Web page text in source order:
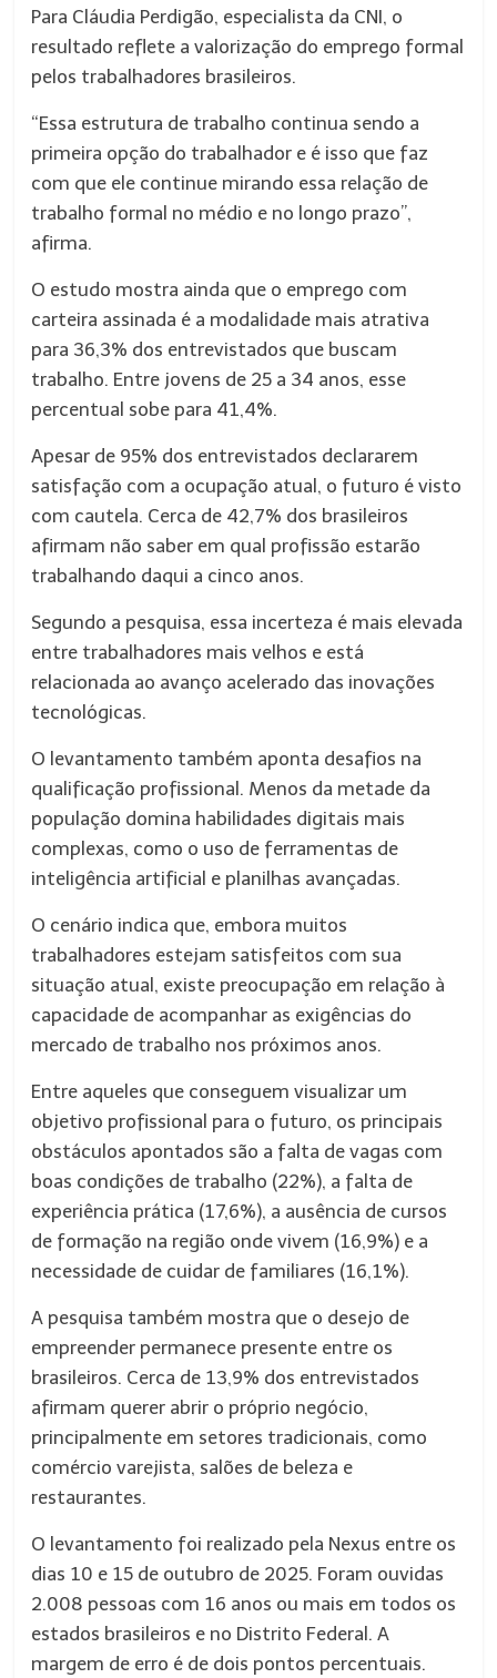
Para Cláudia Perdigão, especialista da CNI, o
resultado reflete a valorização do emprego formal
pelos trabalhadores brasileiros.
“Essa estrutura de trabalho continua sendo a
primeira opção do trabalhador e é isso que faz
com que ele continue mirando essa relação de
trabalho formal no médio e no longo prazo”,
afirma.
O estudo mostra ainda que o emprego com
carteira assinada é a modalidade mais atrativa
para 36,3% dos entrevistados que buscam
trabalho. Entre jovens de 25 a 34 anos, esse
percentual sobe para 41,4%.
Apesar de 95% dos entrevistados declararem
satisfação com a ocupação atual, o futuro é visto
com cautela. Cerca de 42,7% dos brasileiros
afirmam não saber em qual profissão estarão
trabalhando daqui a cinco anos.
Segundo a pesquisa, essa incerteza é mais elevada
entre trabalhadores mais velhos e está
relacionada ao avanço acelerado das inovações
tecnológicas.
O levantamento também aponta desafios na
qualificação profissional. Menos da metade da
população domina habilidades digitais mais
complexas, como o uso de ferramentas de
inteligência artificial e planilhas avançadas.
O cenário indica que, embora muitos
trabalhadores estejam satisfeitos com sua
situação atual, existe preocupação em relação à
capacidade de acompanhar as exigências do
mercado de trabalho nos próximos anos.
Entre aqueles que conseguem visualizar um
objetivo profissional para o futuro, os principais
obstáculos apontados são a falta de vagas com
boas condições de trabalho (22%), a falta de
experiência prática (17,6%), a ausência de cursos
de formação na região onde vivem (16,9%) e a
necessidade de cuidar de familiares (16,1%).
A pesquisa também mostra que o desejo de
empreender permanece presente entre os
brasileiros. Cerca de 13,9% dos entrevistados
afirmam querer abrir o próprio negócio,
principalmente em setores tradicionais, como
comércio varejista, salões de beleza e
restaurantes.
O levantamento foi realizado pela Nexus entre os
dias 10 e 15 de outubro de 2025. Foram ouvidas
2.008 pessoas com 16 anos ou mais em todos os
estados brasileiros e no Distrito Federal. A
margem de erro é de dois pontos percentuais.